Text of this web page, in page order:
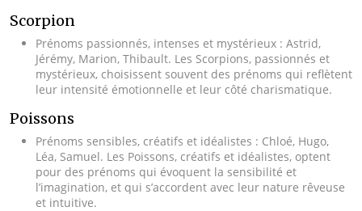
Scorpion
Prénoms passionnés, intenses et mystérieux : Astrid,
Jérémy, Marion, Thibault. Les Scorpions, passionnés et
mystérieux, choisissent souvent des prénoms qui reflètent
leur intensité émotionnelle et leur côté charismatique.
Poissons
Prénoms sensibles, créatifs et idéalistes : Chloé, Hugo,
Léa, Samuel. Les Poissons, créatifs et idéalistes, optent
pour des prénoms qui évoquent la sensibilité et
l’imagination, et qui s’accordent avec leur nature rêveuse
et intuitive.